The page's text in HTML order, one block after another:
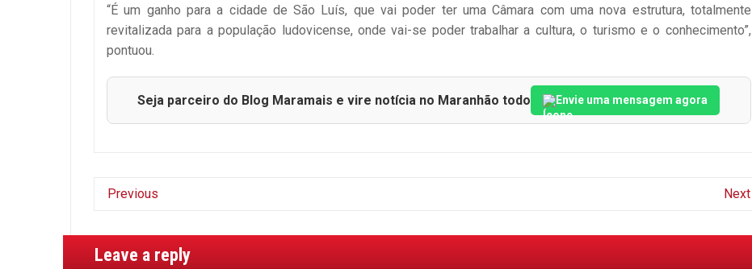
“É um ganho para a cidade de São Luís, que vai poder ter uma Câmara com uma nova estrutura, totalmente
revitalizada para a população ludovicense, onde vai-se poder trabalhar a cultura, o turismo e o conhecimento”,
pontuou.
Seja parceiro do Blog Maramais e vire notícia no Maranhão todo Envie uma mensagem agora
Previous Next
Leave a reply